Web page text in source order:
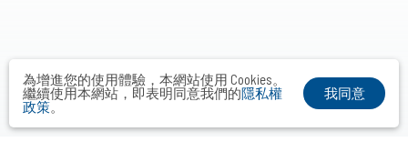
為增進您的使用體驗，本網站使用 Cookies。
繼續使用本網站，即表明同意我們的隱私權
政策。
我同意